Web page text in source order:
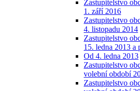
Zastupitelstvo
1. září 2016
Zastupitelstvo
4. listopadu 2014
Zastupitelstvo
15. ledna 2013 a
Od 4. ledna 2013
Zastupitelstvo
volební období
Zastupitelstvo